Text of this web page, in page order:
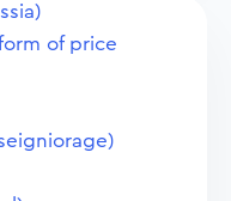
of price